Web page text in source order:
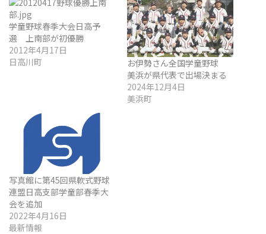
学童野球春季大会日高予
選 上南部が初優勝
2012年4月17日
日高川町
お伊勢さん全国学童野球
美浜が県代表で出場決まる
2024年12月4日
美浜町
写真館に第45回県軟式野球
連盟日高支部学童部春季大
会を追加
2022年4月16日
最新情報